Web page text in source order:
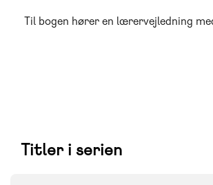
Til bogen hører en lærervejledning
Titler i serien